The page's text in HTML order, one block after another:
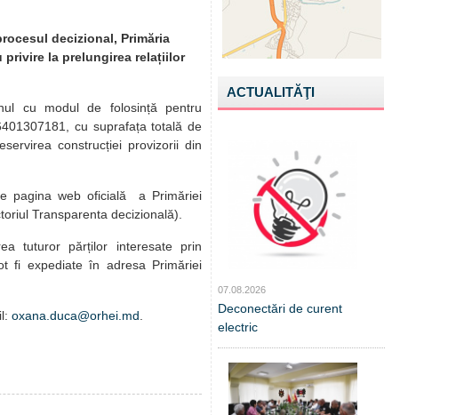
decizional, Primăria
privire la prelungirea relațiilor
cu modul de folosință pentru
cu suprafața totală de
construcției provizorii din
pagina web oficială a Primăriei
Transparenta decizională).
tuturor părților interesate prin
fi expediate în adresa Primăriei
oxana.duca@orhei.md
ACTUALITĂŢI
07.08.2026
Deconectări de curent
electric